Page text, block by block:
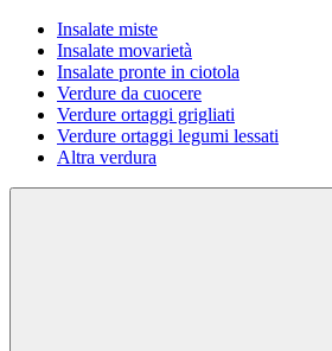
Insalate miste
Insalate movarietà
Insalate pronte in ciotola
Verdure da cuocere
Verdure ortaggi grigliati
Verdure ortaggi legumi lessati
Altra verdura